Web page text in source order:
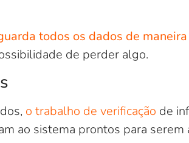
todos os dados de
de perder algo.
o trabalho de verificação de
ao sistema prontos para